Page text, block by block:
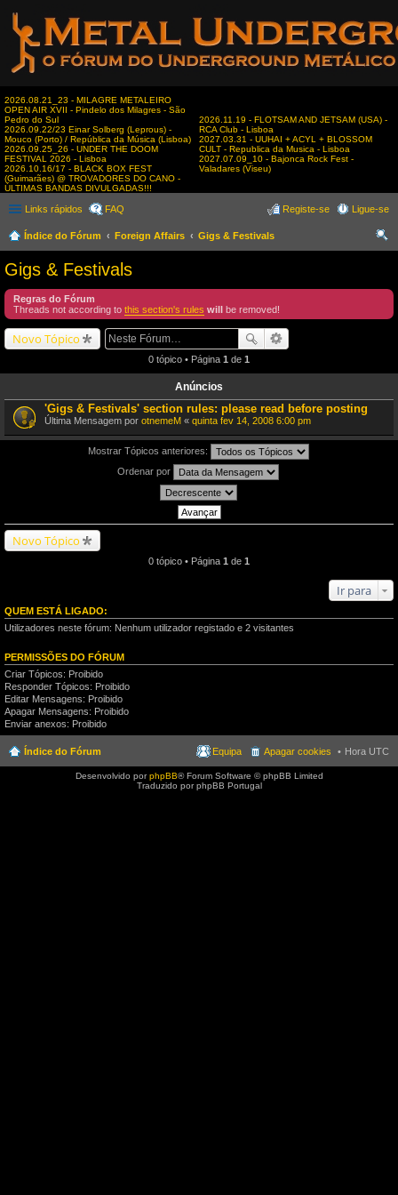
2026.08.21_23 - MILAGRE METALEIRO
OPEN AIR XVII - Pindelo dos Milagres - São
Pedro do Sul
2026.09.22/23 Einar Solberg (Leprous) -
Mouco (Porto) / República da Música (Lisboa)
2026.09.25_26 - UNDER THE DOOM
FESTIVAL 2026 - Lisboa
2026.10.16/17 - BLACK BOX FEST
(Guimarães) @ TROVADORES DO CANO -
ÚLTIMAS BANDAS DIVULGADAS!!!
2026.11.19 - FLOTSAM AND JETSAM (USA) -
RCA Club - Lisboa
2027.03.31 - UUHAI + ACYL + BLOSSOM
CULT - Republica da Musica - Lisboa
2027.07.09_10 - Bajonca Rock Fest -
Valadares (Viseu)
Links rápidos FAQ Ligue-se
Registe-se
Índice do Fórum Foreign Affairs
Gigs & Festivals
Gigs & Festivals
Regras do Fórum
Threads not according to this section's rules will be removed!
Novo Tópico
0 tópico • Página 1 de 1
Anúncios
'Gigs & Festivals' section rules: please read before posting
Última Mensagem por otnemeM « quinta fev 14, 2008 6:00 pm
Mostrar Tópicos anteriores:
Ordenar por
Novo Tópico
0 tópico • Página 1 de 1
Ir para
QUEM ESTÁ LIGADO:
Utilizadores neste fórum: Nenhum utilizador registado e 2 visitantes
PERMISSÕES DO FÓRUM
Criar Tópicos: Proibido
Responder Tópicos: Proibido
Editar Mensagens: Proibido
Apagar Mensagens: Proibido
Enviar anexos: Proibido
Índice do Fórum Hora UTC
Apagar cookies
Equipa
Desenvolvido porphpBB® Forum Software © phpBB Limited
Traduzido por phpBB Portugal